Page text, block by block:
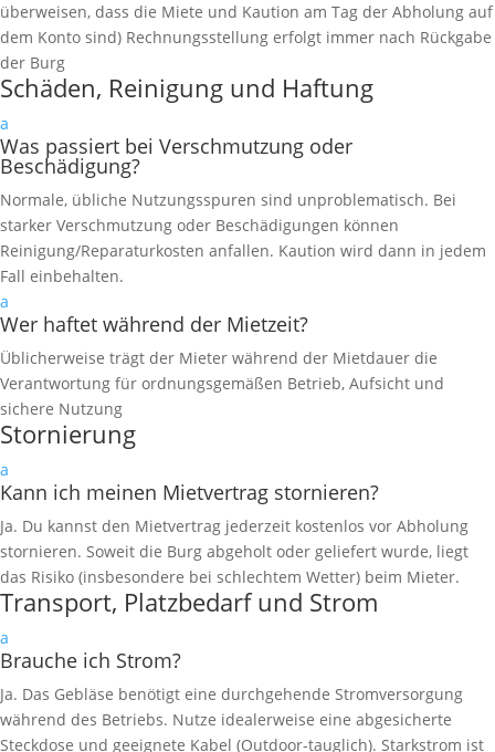
überweisen, dass die Miete und Kaution am Tag der Abholung auf
dem Konto sind) Rechnungsstellung erfolgt immer nach Rückgabe
der Burg
Schäden, Reinigung und Haftung
a
Was passiert bei Verschmutzung oder
Beschädigung?
Normale, übliche Nutzungsspuren sind unproblematisch. Bei
starker Verschmutzung oder Beschädigungen können
Reinigung/Reparaturkosten anfallen. Kaution wird dann in jedem
Fall einbehalten.
a
Wer haftet während der Mietzeit?
Üblicherweise trägt der Mieter während der Mietdauer die
Verantwortung für ordnungsgemäßen Betrieb, Aufsicht und
sichere Nutzung
Stornierung
a
Kann ich meinen Mietvertrag stornieren?
Ja. Du kannst den Mietvertrag jederzeit kostenlos vor Abholung
stornieren. Soweit die Burg abgeholt oder geliefert wurde, liegt
das Risiko (insbesondere bei schlechtem Wetter) beim Mieter.
Transport, Platzbedarf und Strom
a
Brauche ich Strom?
Ja. Das Gebläse benötigt eine durchgehende Stromversorgung
während des Betriebs. Nutze idealerweise eine abgesicherte
Steckdose und geeignete Kabel (Outdoor-tauglich). Starkstrom ist